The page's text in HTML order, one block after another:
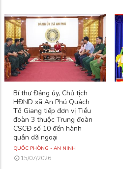
Bí thư Đảng ủy, Chủ tịch
HĐND xã An Phú Quách
Tố Giang tiếp đơn vị Tiểu
đoàn 3 thuộc Trung đoàn
CSCĐ số 10 đến hành
quân dã ngoại
QUỐC PHÒNG - AN NINH
15/07/2026